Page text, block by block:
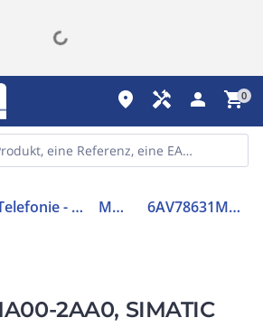
place handyman person shopping_cart0
Telefonie - Zubehör Monitor 6AV78631MA002AA0
2AA0, SIMATIC